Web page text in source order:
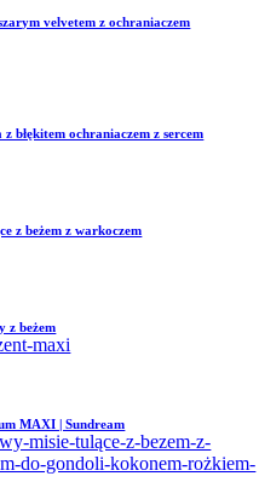
velvetem z ochraniaczem
błękitem ochraniaczem z sercem
z beżem z warkoczem
z beżem
MAXI | Sundream